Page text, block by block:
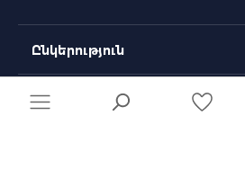
Ընկերություն
Տեղեկատվություն